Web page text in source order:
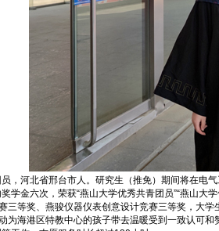
河北省邢台市人。研究生（推免）期间将在电
金六次，荣获“燕山大学优秀共青团员”“燕山大
三等奖、燕骏仪器仪表创意设计竞赛三等奖，大
为海港区特教中心的孩子带去温暖受到一致认可